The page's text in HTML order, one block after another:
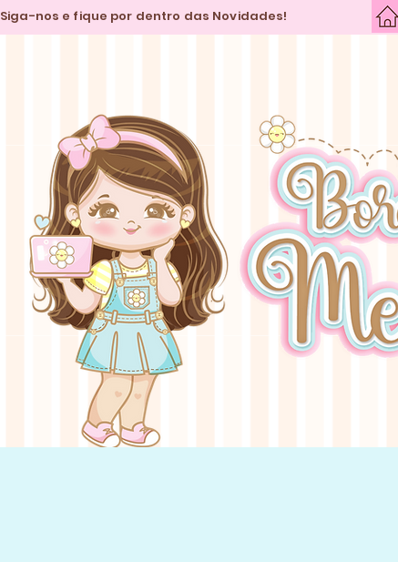
Siga-nos e fique por dentro das Novidades!